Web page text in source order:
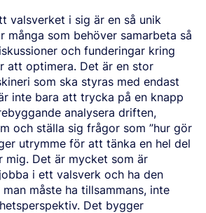
valsverket i sig är en så unik
många som behöver samarbeta så
och funderingar kring
att optimera. Det är en stor
som ska styras med endast
inte bara att trycka på en knapp
analysera driften,
och ställa sig frågor som ”hur gör
utrymme för att tänka en hel del
mig. Det är mycket som är
i ett valsverk och ha den
måste ha tillsammans, inte
Det bygger